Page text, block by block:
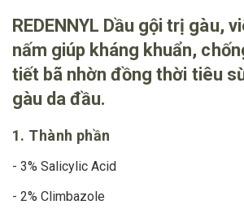
REDENNYL Dầu gội trị gàu,
nấm giúp kháng khuẩn,
tiết bã nhờn đồng thời tiêu
gàu da đầu.
1. Thành phần
- 3% Salicylic Acid
- 2% Climbazole